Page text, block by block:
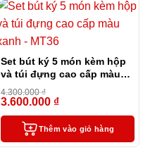
Set bút ký 5 món kèm hộp
và túi đựng cao cấp màu
xanh – MT36
4.300.000₫
3.600.000 ₫
Thêm vào giỏ hàng